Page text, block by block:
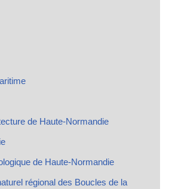
de Haute-Normandie
de Haute-Normandie
régional des Boucles de la